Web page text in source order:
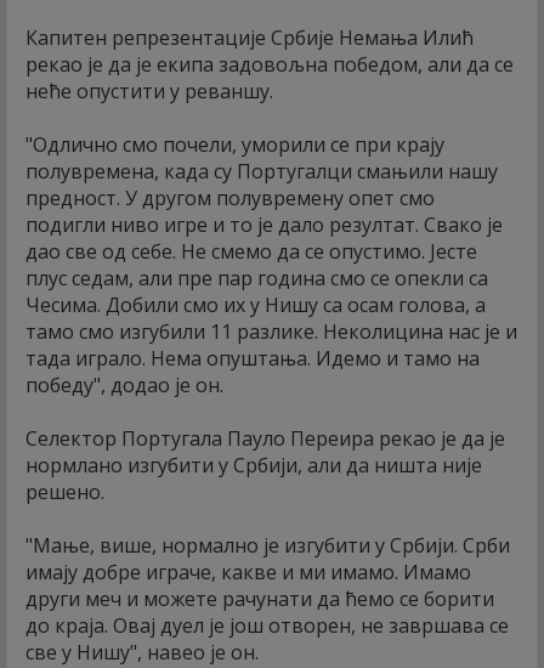
Капитен репрезентације Србије Немања Илић
рекао је да је екипа задовољна победом, али да се
неће опустити у реваншу.
"Одлично смо почели, уморили се при крају
полувремена, када су Португалци смањили нашу
предност. У другом полувремену опет смо
подигли ниво игре и то је дало резултат. Свако је
дао све од себе. Не смемо да се опустимо. Јесте
плус седам, али пре пар година смо се опекли са
Чесима. Добили смо их у Нишу са осам голова, а
тамо смо изгубили 11 разлике. Неколицина нас је и
тада играло. Нема опуштања. Идемо и тамо на
победу", додао је он.
Селектор Португала Пауло Переира рекао је да је
нормлано изгубити у Србији, али да ништа није
решено.
"Мање, више, нормално је изгубити у Србији. Срби
имају добре играче, какве и ми имамо. Имамо
други меч и можете рачунати да ћемо се борити
до краја. Овај дуел је још отворен, не завршава се
све у Нишу", навео је он.